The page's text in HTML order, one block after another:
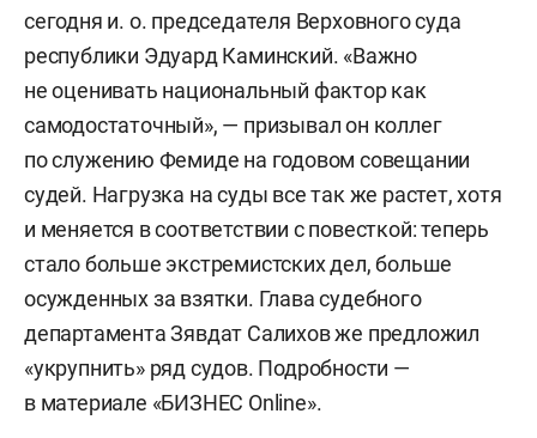
сегодня и. о. председателя Верховного суда
республики Эдуард Каминский. «Важно
не оценивать национальный фактор как
самодостаточный», — призывал он коллег
по служению Фемиде на годовом совещании
судей. Нагрузка на суды все так же растет, хотя
и меняется в соответствии с повесткой: теперь
стало больше экстремистских дел, больше
осужденных за взятки. Глава судебного
департамента Зявдат Салихов же предложил
«укрупнить» ряд судов. Подробности —
в материале «БИЗНЕС Online».